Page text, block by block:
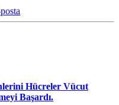
Hücreler Vücut
Başardı.